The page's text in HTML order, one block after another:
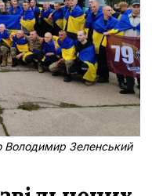
Володимир Зеленський